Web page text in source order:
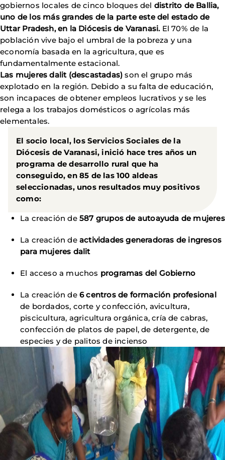
gobiernos locales de cinco bloques del distrito de Ballia,
uno de los más grandes de la parte este del estado de
Uttar Pradesh, en la Diócesis de Varanasi.El 70% de la
población vive bajo el umbral de la pobreza y una
economía basada en la agricultura, que es
fundamentalmente estacional.
Las mujeres dalit (descastadas)son el grupo más
explotado en la región. Debido a su falta de educación,
son incapaces de obtener empleos lucrativos y se les
relega a los trabajos domésticos o agrícolas más
elementales.
El socio local, los Servicios Sociales de la
Diócesis de Varanasi, inició hace tres años un
programa de desarrollo rural que ha
conseguido, en 85 de las 100 aldeas
seleccionadas, unos resultados muy positivos
como:
La creación de 587 grupos de autoayuda de mujeres
La creación de actividades generadoras de ingresos
para mujeres dalit
El acceso a muchos programas del Gobierno
La creación de 6 centros de formación profesional
de bordados, corte y confección, avicultura,
piscicultura, agricultura orgánica, cría de cabras,
confección de platos de papel, de detergente, de
especies y de palitos de incienso